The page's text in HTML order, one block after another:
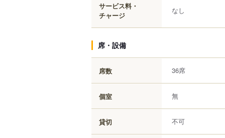
サービス料・
チャージ
なし
席・設備
席数 36席
個室 無
貸切 不可